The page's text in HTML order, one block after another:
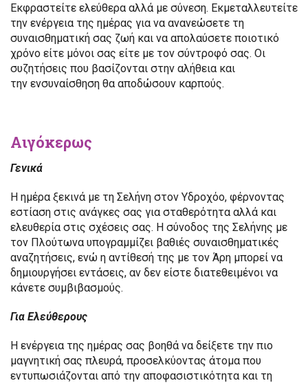
Εκφραστείτε ελεύθερα αλλά με σύνεση. Εκμεταλλευτείτε
την ενέργεια της ημέρας για να ανανεώσετε τη
συναισθηματική σας ζωή και να απολαύσετε ποιοτικό
χρόνο είτε μόνοι σας είτε με τον σύντροφό σας. Οι
συζητήσεις που βασίζονται στην αλήθεια και
την ενσυναίσθηση θα αποδώσουν καρπούς.
Αιγόκερως
Γενικά
Η ημέρα ξεκινά με τη Σελήνη στον Υδροχόο, φέρνοντας
εστίαση στις ανάγκες σας για σταθερότητα αλλά και
ελευθερία στις σχέσεις σας. Η σύνοδος της Σελήνης με
τον Πλούτωνα υπογραμμίζει βαθιές συναισθηματικές
αναζητήσεις, ενώ η αντίθεσή της με τον Άρη μπορεί να
δημιουργήσει εντάσεις, αν δεν είστε διατεθειμένοι να
κάνετε συμβιβασμούς.
Για Ελεύθερους
Η ενέργεια της ημέρας σας βοηθά να δείξετε την πιο
μαγνητική σας πλευρά, προσελκύοντας άτομα που
εντυπωσιάζονται από την αποφασιστικότητα και τη